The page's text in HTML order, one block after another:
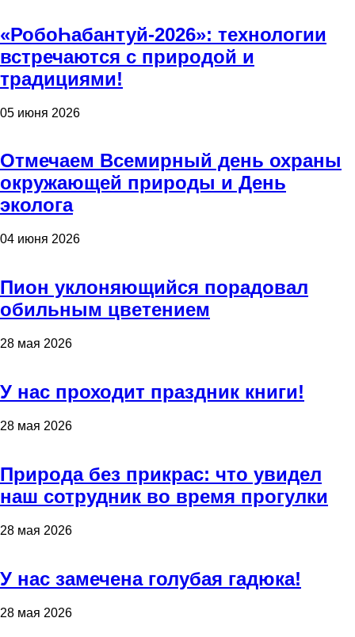
«РобоҺабантуй-2026»: технологии
встречаются с природой и
традициями!
05 июня 2026
Отмечаем Всемирный день охраны
окружающей природы и День
эколога
04 июня 2026
Пион уклоняющийся порадовал
обильным цветением
28 мая 2026
У нас проходит праздник книги!
28 мая 2026
Природа без прикрас: что увидел
наш сотрудник во время прогулки
28 мая 2026
У нас замечена голубая гадюка!
28 мая 2026